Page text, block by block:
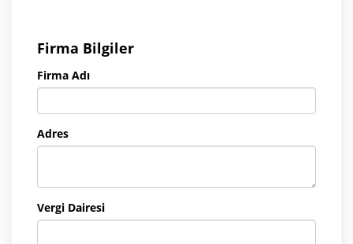
Firma Bilgiler
Firma Adı
Adres
Vergi Dairesi